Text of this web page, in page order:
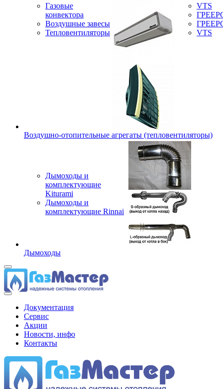
Газовые
конвектора
Воздушные завесы
Тепловентиляторы
VTS
VTS
Воздушно-отопительные агрегаты (тепловентиляторы)
Дымоходы и
комплектующие
Kiturami
Дымоходы и
комплектующие Rinnai
Дымоходы
Документация
Сервис
Акции
Новости, инфо
Контакты